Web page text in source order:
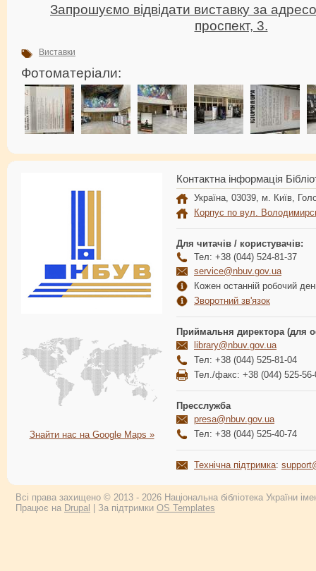
Запрошуємо відвідати виставку за
проспект, 3.
Виставки
Фотоматеріали:
Знайти нас на Google Maps »
Контактна інформація
Україна, 03039, м. Київ,
Корпус по вул.
Для читачів / користувачів:
Тел: +38 (044) 524-81-37
service@nbuv.gov.ua
Кожен останній робочий
Зворотний зв'язок
Приймальня директора (для
library@nbuv.gov.ua
Тел: +38 (044) 525-81-04
Тел./факс: +38 (044) 525-56-
Пресслужба
presa@nbuv.gov.ua
Тел: +38 (044) 525-40-74
Технічна підтримка:
Всі права захищено © 2013 - 2026 Національна бібліотека України
Працює на Drupal | За підтримки OS Templates